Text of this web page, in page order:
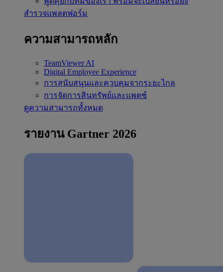
สำรวจแพลตฟอร์ม
ความสามารถหลัก
TeamViewer AI
Digital Employee Experience
การสนับสนุนและควบคุมจากระยะไกล
การจัดการสินทรัพย์และแพตช์
ดูความสามารถทั้งหมด
รายงาน Gartner 2026